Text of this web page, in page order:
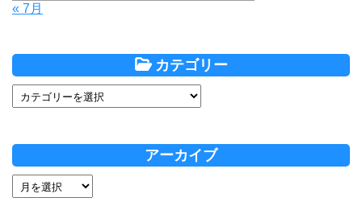
« 7月
カテゴリー
アーカイブ